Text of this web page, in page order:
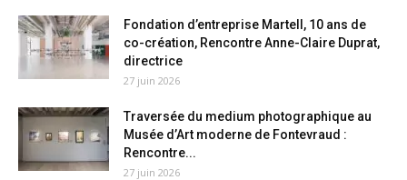
Fondation d’entreprise Martell, 10 ans de
co-création, Rencontre Anne-Claire Duprat,
directrice
27 juin 2026
Traversée du medium photographique au
Musée d’Art moderne de Fontevraud :
Rencontre...
27 juin 2026